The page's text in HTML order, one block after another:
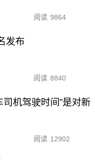
阅读 9864
发布
阅读 8840
司机驾驶时间”是对新
阅读 12902